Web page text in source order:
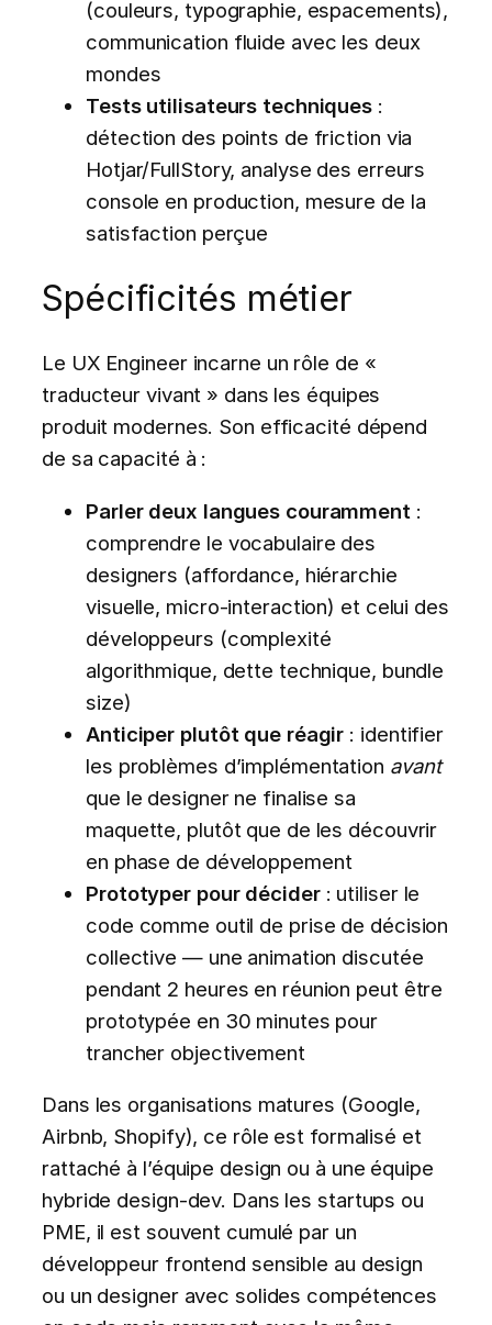
(couleurs, typographie, espacements),
communication fluide avec les deux
mondes
Tests utilisateurs techniques :
détection des points de friction via
Hotjar/FullStory, analyse des erreurs
console en production, mesure de la
satisfaction perçue
Spécificités métier
Le UX Engineer incarne un rôle de «
traducteur vivant » dans les équipes
produit modernes. Son efficacité dépend
de sa capacité à :
Parler deux langues couramment :
comprendre le vocabulaire des
designers (affordance, hiérarchie
visuelle, micro-interaction) et celui des
développeurs (complexité
algorithmique, dette technique, bundle
size)
Anticiper plutôt que réagir : identifier
les problèmes d’implémentation avant
que le designer ne finalise sa
maquette, plutôt que de les découvrir
en phase de développement
Prototyper pour décider: utiliser le
code comme outil de prise de décision
collective — une animation discutée
pendant 2 heures en réunion peut être
prototypée en 30 minutes pour
trancher objectivement
Dans les organisations matures (Google,
Airbnb, Shopify), ce rôle est formalisé et
rattaché à l’équipe design ou à une équipe
hybride design-dev. Dans les startups ou
PME, il est souvent cumulé par un
développeur frontend sensible au design
ou un designer avec solides compétences